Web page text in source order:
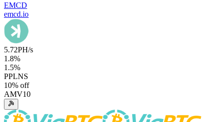
EMCD
emcd.io
5.72PH/s
1.8%
1.5%
PPLNS
10% off
AMV10